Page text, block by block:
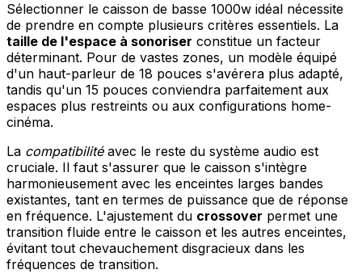
Sélectionner le caisson de basse 1000w idéal nécessite
de prendre en compte plusieurs critères essentiels. La
taille de l'espace à sonoriser constitue un facteur
déterminant. Pour de vastes zones, un modèle équipé
d'un haut-parleur de 18 pouces s'avérera plus adapté,
tandis qu'un 15 pouces conviendra parfaitement aux
espaces plus restreints ou aux configurations home-
cinéma.
La compatibilitéavec le reste du système audio est
cruciale. Il faut s'assurer que le caisson s'intègre
harmonieusement avec les enceintes larges bandes
existantes, tant en termes de puissance que de réponse
en fréquence. L'ajustement du crossover permet une
transition fluide entre le caisson et les autres enceintes,
évitant tout chevauchement disgracieux dans les
fréquences de transition.